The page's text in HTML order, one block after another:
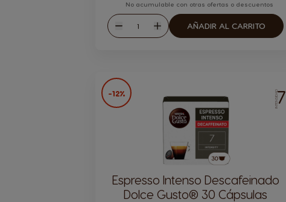
No acumulable con otras ofertas o descuentos
Disminuir
Cantidad
Aumentar
AÑADIR AL CARRITO
-12% INTENSIDAD7
Espresso Intenso Descafeinado
Dolce Gusto® 30 Cápsulas